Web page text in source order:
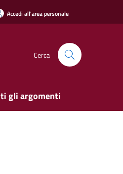
Accedi all'area personale
Cerca
gli argomenti